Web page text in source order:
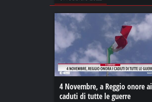
4 Novembre, a Reggio onore ai
caduti di tutte le guerre